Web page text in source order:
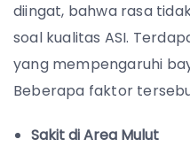
diingat, bahwa rasa
soal kualitas ASI.
yang mempengaruhi
Beberapa faktor
Sakit di Area Mulut